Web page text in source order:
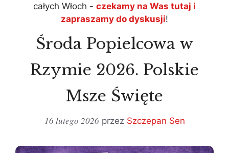
całych Włoch - czekamy na Was tutaj i
zapraszamy do dyskusji!
Środa Popielcowa w
Rzymie 2026. Polskie
Msze Święte
16 lutego 2026 przez Szczepan Sen